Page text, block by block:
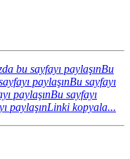
bu sayfayı paylaşınBu
paylaşınBu sayfayı
paylaşınBu sayfayı
paylaşınLinki kopyala...